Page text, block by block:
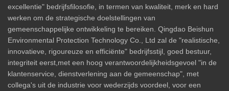
excellentie" bedrijfsfilosofie, in termen van kwaliteit, merk en hard
werken om de strategische doelstellingen van
gemeenschappelijke ontwikkeling te bereiken. Qingdao Beishun
Environmental Protection Technology Co., Ltd zal de "realistische,
innovatieve, rigoureuze en efficiënte" bedrijfsstijl, goed bestuur,
integriteit eerst,met een hoog verantwoordelijkheidsgevoel "in de
klantenservice, dienstverlening aan de gemeenschap", met
collega's uit de industrie voor wederzijds voordeel, voor een